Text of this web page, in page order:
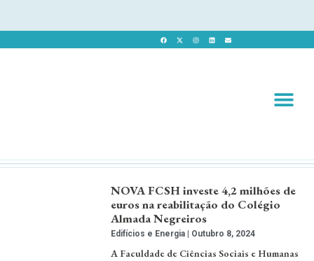
NOVA FCSH investe 4,2 milhões de
euros na reabilitação do Colégio
Almada Negreiros
Edifícios e Energia Outubro 8, 2024
A Faculdade de Ciências Sociais e Humanas